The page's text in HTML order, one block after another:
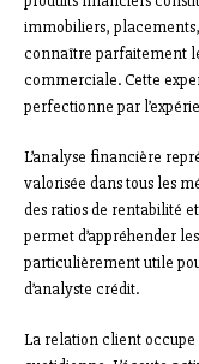
immobiliers,
connaître parfaitement
commerciale. Cette
perfectionne par
L’analyse financière
valorisée dans tous les
des ratios de rentabilité
permet d’appréhender
particulièrement utile
d’analyste crédit.
La relation client occupe